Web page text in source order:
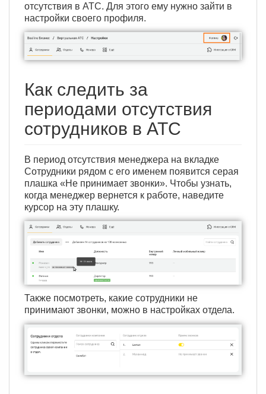
отсутствия в АТС. Для этого ему нужно зайти в
настройки своего профиля.
Как следить за
периодами отсутствия
сотрудников в АТС
В период отсутствия менеджера на вкладке
Сотрудники рядом с его именем появится серая
плашка «Не принимает звонки». Чтобы узнать,
когда менеджер вернется к работе, наведите
курсор на эту плашку.
Также посмотреть, какие сотрудники не
принимают звонки, можно в настройках отдела.